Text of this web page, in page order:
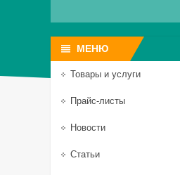
Товары и услуги
Прайс-листы
Новости
Статьи